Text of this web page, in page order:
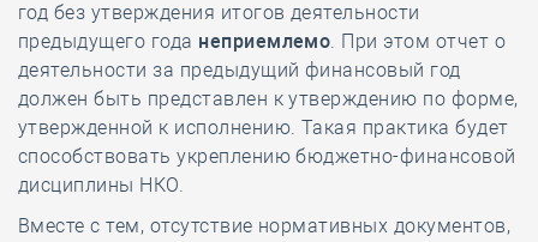
год без утверждения итогов деятельности
предыдущего года неприемлемо. При этом отчет о
деятельности за предыдущий финансовый год
должен быть представлен к утверждению по форме,
утвержденной к исполнению. Такая практика будет
способствовать укреплению бюджетно-финансовой
дисциплины НКО.
Вместе с тем, отсутствие нормативных документов,